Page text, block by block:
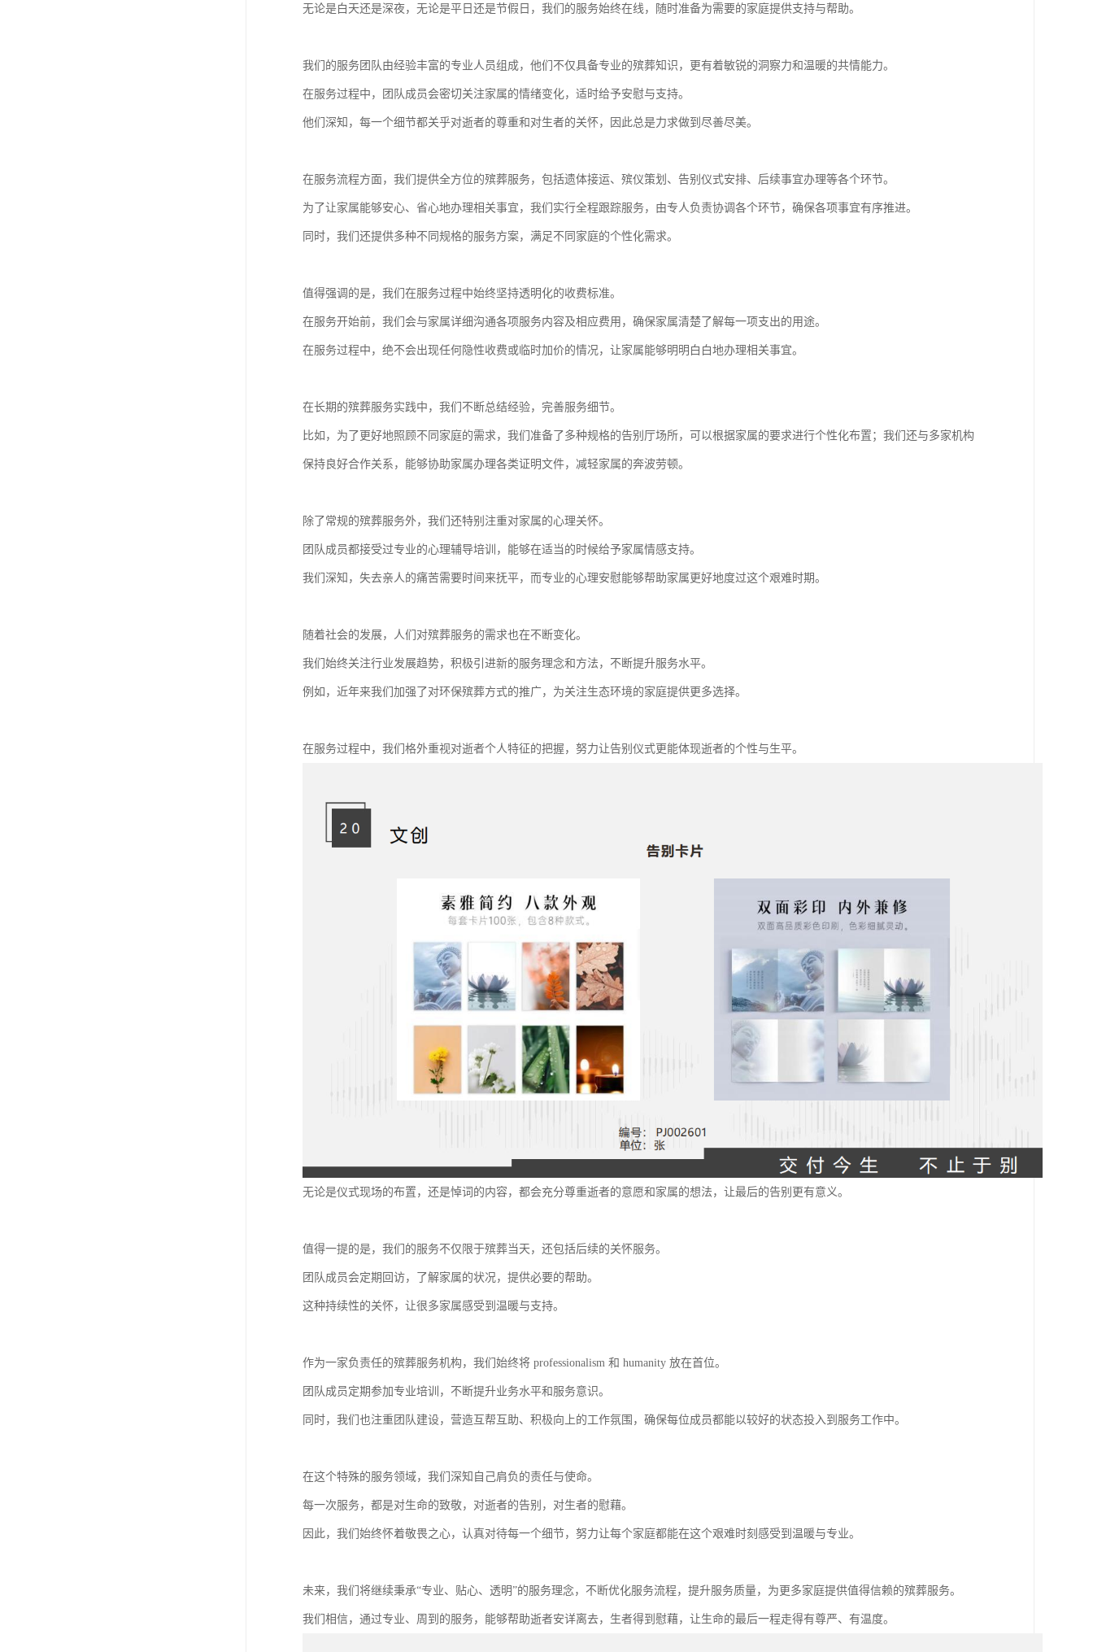
无论是白天还是深夜，无论是平日还是节假日，我们的服务始终在线，随时准备为需要的家庭提供支持与帮助。
我们的服务团队由经验丰富的专业人员组成，他们不仅具备专业的殡葬知识，更有着敏锐的洞察力和温暖的共情能力。
在服务过程中，团队成员会密切关注家属的情绪变化，适时给予安慰与支持。
他们深知，每一个细节都关乎对逝者的尊重和对生者的关怀，因此总是力求做到尽善尽美。
在服务流程方面，我们提供全方位的殡葬服务，包括遗体接运、殡仪策划、告别仪式安排、后续事宜办理等各个环节。
为了让家属能够安心、省心地办理相关事宜，我们实行全程跟踪服务，由专人负责协调各个环节，确保各项事宜有序推进。
同时，我们还提供多种不同规格的服务方案，满足不同家庭的个性化需求。
值得强调的是，我们在服务过程中始终坚持透明化的收费标准。
在服务开始前，我们会与家属详细沟通各项服务内容及相应费用，确保家属清楚了解每一项支出的用途。
在服务过程中，绝不会出现任何隐性收费或临时加价的情况，让家属能够明明白白地办理相关事宜。
在长期的殡葬服务实践中，我们不断总结经验，完善服务细节。
比如，为了更好地照顾不同家庭的需求，我们准备了多种规格的告别厅场所，可以根据家属的要求进行个性化布置；我们还与多家机构
保持良好合作关系，能够协助家属办理各类证明文件，减轻家属的奔波劳顿。
除了常规的殡葬服务外，我们还特别注重对家属的心理关怀。
团队成员都接受过专业的心理辅导培训，能够在适当的时候给予家属情感支持。
我们深知，失去亲人的痛苦需要时间来抚平，而专业的心理安慰能够帮助家属更好地度过这个艰难时期。
随着社会的发展，人们对殡葬服务的需求也在不断变化。
我们始终关注行业发展趋势，积极引进新的服务理念和方法，不断提升服务水平。
例如，近年来我们加强了对环保殡葬方式的推广，为关注生态环境的家庭提供更多选择。
在服务过程中，我们格外重视对逝者个人特征的把握，努力让告别仪式更能体现逝者的个性与生平。
无论是仪式现场的布置，还是悼词的内容，都会充分尊重逝者的意愿和家属的想法，让最后的告别更有意义。
值得一提的是，我们的服务不仅限于殡葬当天，还包括后续的关怀服务。
团队成员会定期回访，了解家属的状况，提供必要的帮助。
这种持续性的关怀，让很多家属感受到温暖与支持。
作为一家负责任的殡葬服务机构，我们始终将 professionalism 和 humanity 放在首位。
团队成员定期参加专业培训，不断提升业务水平和服务意识。
同时，我们也注重团队建设，营造互帮互助、积极向上的工作氛围，确保每位成员都能以较好的状态投入到服务工作中。
在这个特殊的服务领域，我们深知自己肩负的责任与使命。
每一次服务，都是对生命的致敬，对逝者的告别，对生者的慰藉。
因此，我们始终怀着敬畏之心，认真对待每一个细节，努力让每个家庭都能在这个艰难时刻感受到温暖与专业。
未来，我们将继续秉承“专业、贴心、透明”的服务理念，不断优化服务流程，提升服务质量，为更多家庭提供值得信赖的殡葬服务。
我们相信，通过专业、周到的服务，能够帮助逝者安详离去，生者得到慰藉，让生命的最后一程走得有尊严、有温度。